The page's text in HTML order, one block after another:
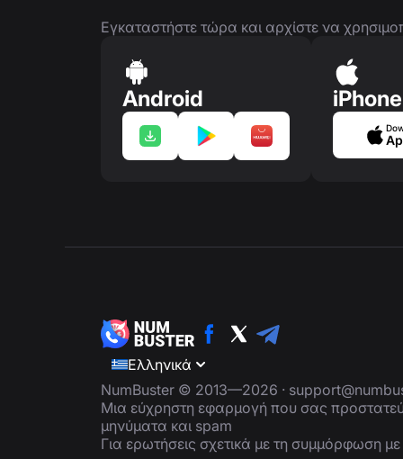
Εγκαταστήστε τώρα και αρχίστε να
Android iPhone
Ελληνικά
NumBuster © 2013—2026 ·
Μια εύχρηστη εφαρμογή που σας
μηνύματα και spam
Για ερωτήσεις σχετικά με τη συμμόρφωση με